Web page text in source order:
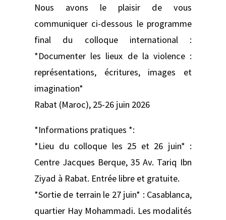
Nous avons le plaisir de vous
communiquer ci-dessous le programme
final du colloque international :
*Documenter les lieux de la violence :
représentations, écritures, images et
imagination*
Rabat (Maroc), 25-26 juin 2026
*Informations pratiques *:
*Lieu du colloque les 25 et 26 juin* :
Centre Jacques Berque, 35 Av. Tariq Ibn
Ziyad à Rabat. Entrée libre et gratuite.
*Sortie de terrain le 27 juin* : Casablanca,
quartier Hay Mohammadi. Les modalités